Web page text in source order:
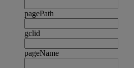
pagePath
gclid
pageName